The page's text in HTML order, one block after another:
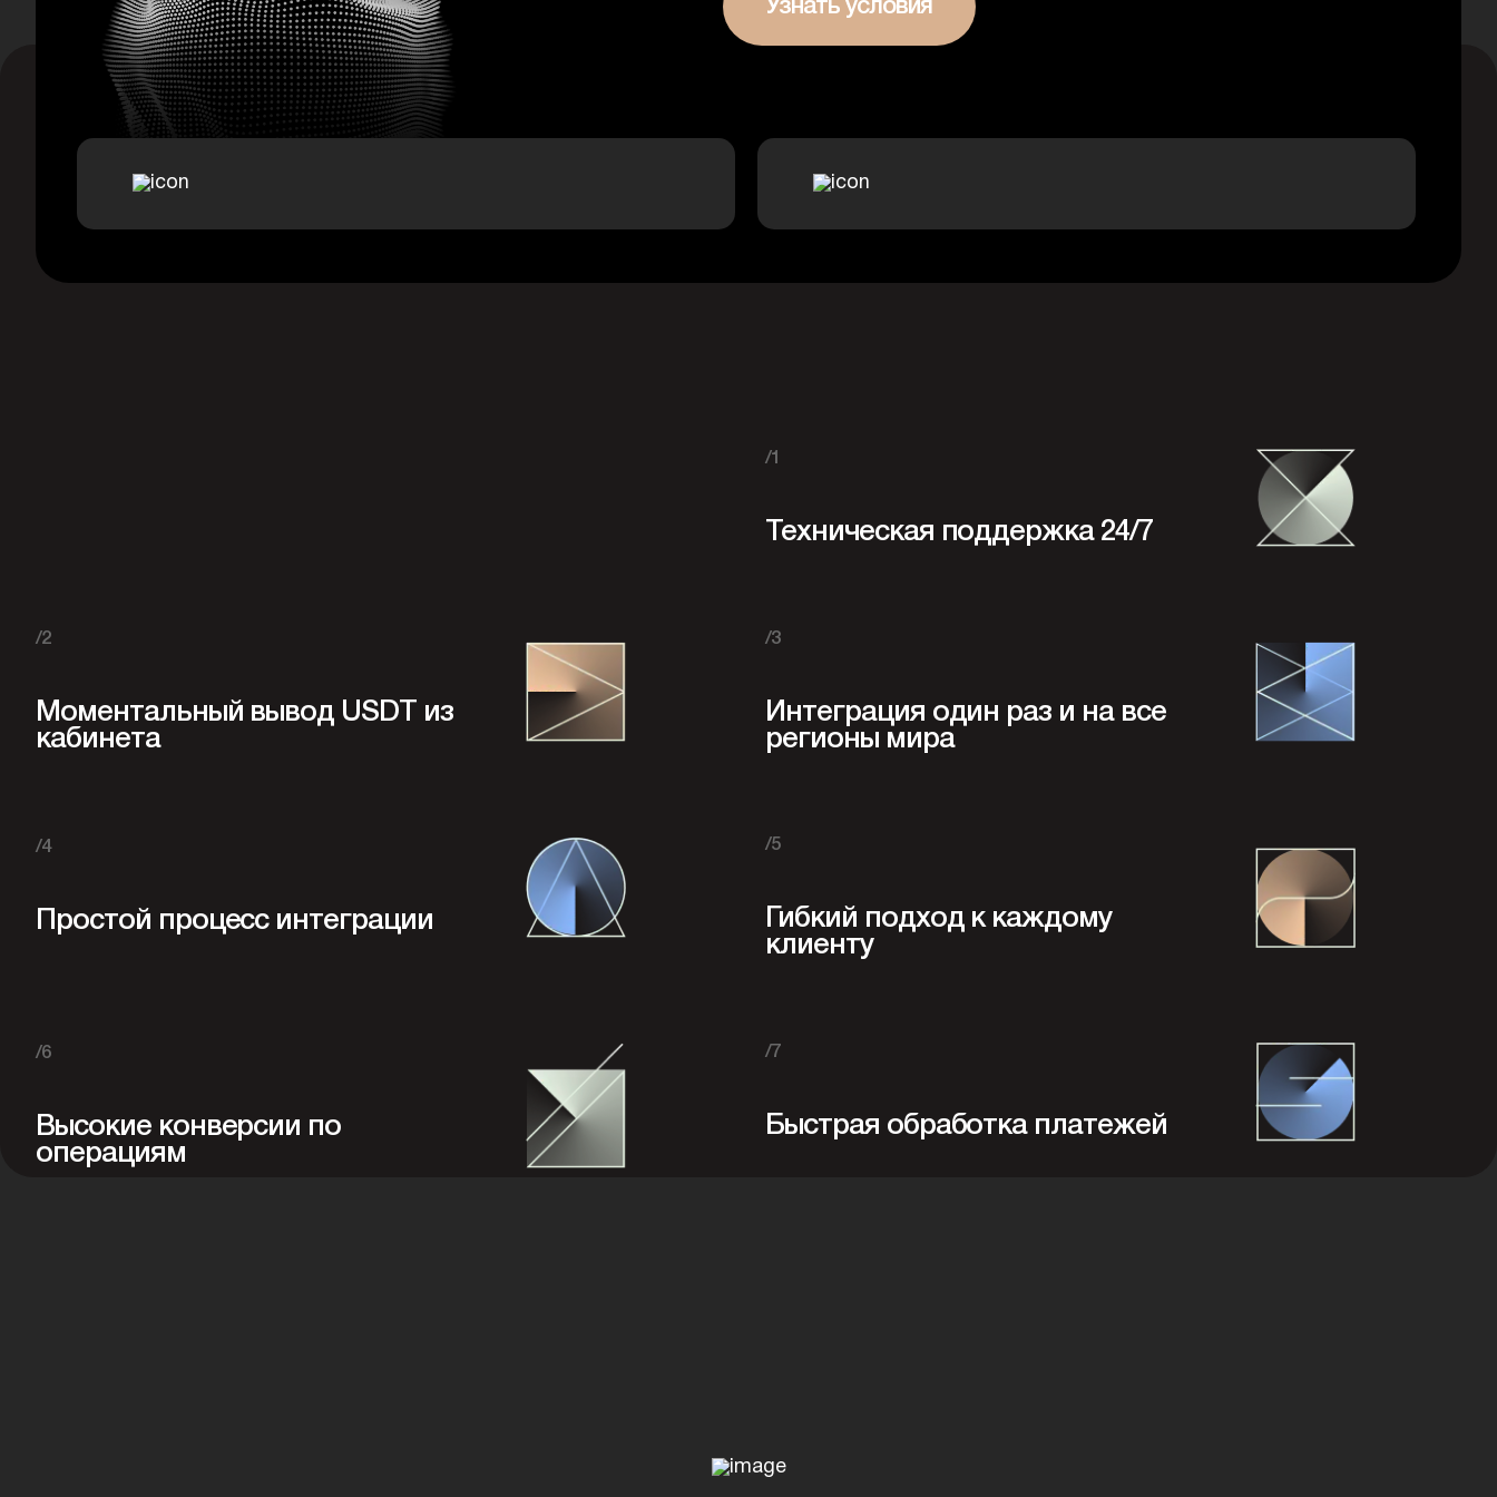
Узнать условия
/1
Техническая поддержка 24/7
/2
Моментальный вывод USDT из
кабинета
/3
Интеграция один раз и на все
регионы мира
/4
Простой процесс интеграции
/5
Гибкий подход к каждому
клиенту
/6
Высокие конверсии по
операциям
/7
Быстрая обработка платежей